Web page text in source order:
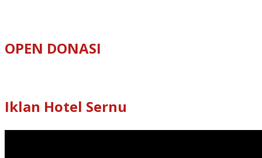
OPEN DONASI
Iklan Hotel Sernu